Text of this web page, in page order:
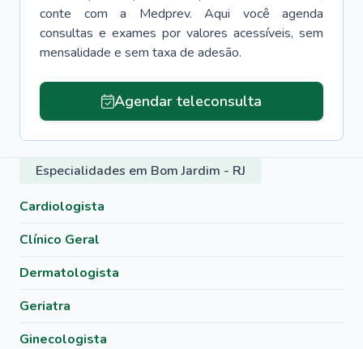
conte com a Medprev. Aqui você agenda
consultas e exames por valores acessíveis, sem
mensalidade e sem taxa de adesão.
Agendar teleconsulta
Especialidades em Bom Jardim - RJ
Cardiologista
Clínico Geral
Dermatologista
Geriatra
Ginecologista